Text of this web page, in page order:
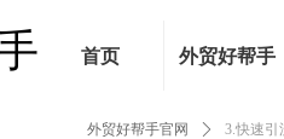
首页 外贸好帮手
外贸好帮手官网 ꄲ 3.快速引